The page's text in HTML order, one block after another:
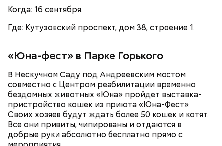
Когда: 16 сентября.
Где: Кутузовский проспект, дом 38, строение 1.
«Юна-фест» в Парке Горького
В Нескучном Саду под Андреевским мостом
совместно с Центром реабилитации временно
бездомных животных «Юна» пройдет выставка-
пристройство кошек из приюта «Юна-Фест».
Своих хозяев будут ждать более 50 кошек и котят.
Все они привиты, чипированы и отдаются в
добрые руки абсолютно бесплатно прямо с
Московский зоопарк
— Не люблю, когда велосипеды где ни попадя
оставляют. Иногда пытаешься зайти в метро, а у
входа велосипед. И ты просишь: мол, уберите —
там же ведь специальные подставки есть для
велосипедов. Но без толку: на подставки не ставят,
а ставят у дверей. И это прямо мешает очень